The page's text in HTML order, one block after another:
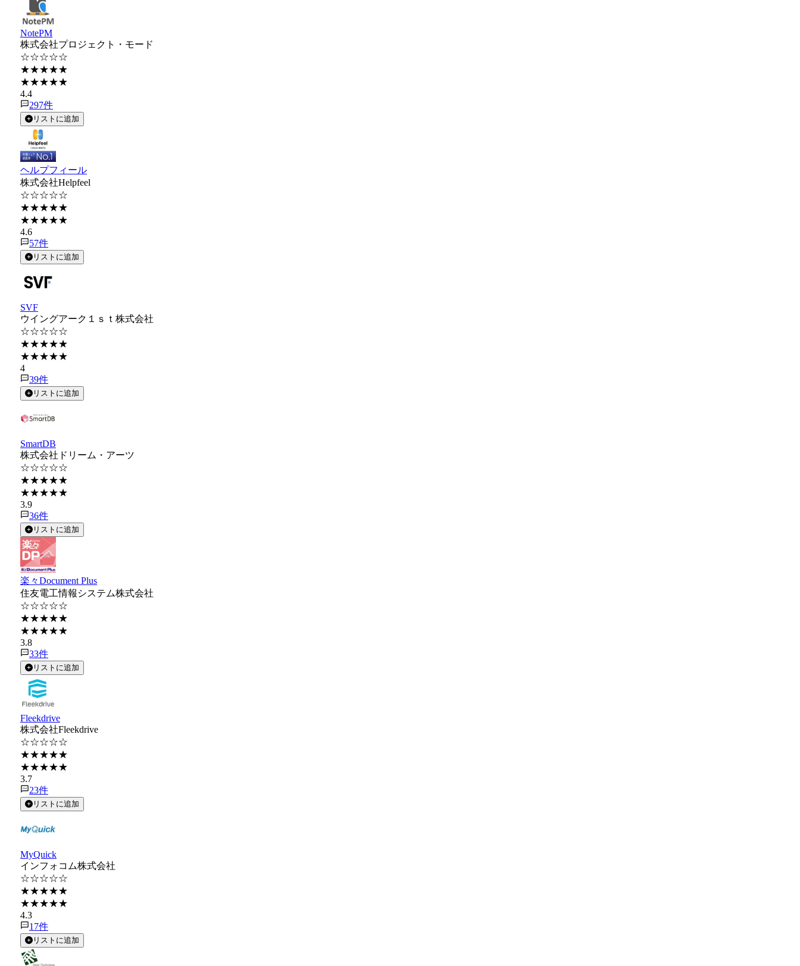
NotePM
株式会社プロジェクト・モード
☆☆☆☆☆
★★★★★
★★★★★
4.4
297件
リストに追加
ヘルプフィール
株式会社Helpfeel
☆☆☆☆☆
★★★★★
★★★★★
4.6
57件
リストに追加
SVF
ウイングアーク１ｓｔ株式会社
☆☆☆☆☆
★★★★★
★★★★★
4
39件
リストに追加
SmartDB
株式会社ドリーム・アーツ
☆☆☆☆☆
★★★★★
★★★★★
3.9
36件
リストに追加
楽々Document Plus
住友電工情報システム株式会社
☆☆☆☆☆
★★★★★
★★★★★
3.8
33件
リストに追加
Fleekdrive
株式会社Fleekdrive
☆☆☆☆☆
★★★★★
★★★★★
3.7
23件
リストに追加
MyQuick
インフォコム株式会社
☆☆☆☆☆
★★★★★
★★★★★
4.3
17件
リストに追加